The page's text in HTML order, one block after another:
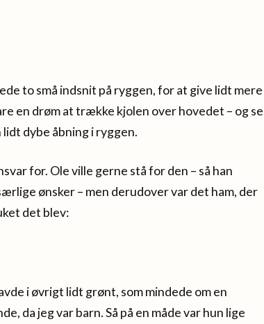
to små indsnit på ryggen, for at give lidt mere
en drøm at trække kjolen over hovedet – og se
dybe åbning i ryggen.
for. Ole ville gerne stå for den – så han
ønsker – men derudover var det ham, der
det blev:
i øvrigt lidt grønt, som mindede om en
da jeg var barn. Så på en måde var hun lige